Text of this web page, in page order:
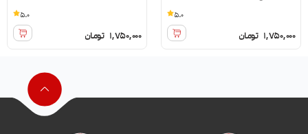
1,750,000 تومان
5.0
1,750,000 تومان
5.0